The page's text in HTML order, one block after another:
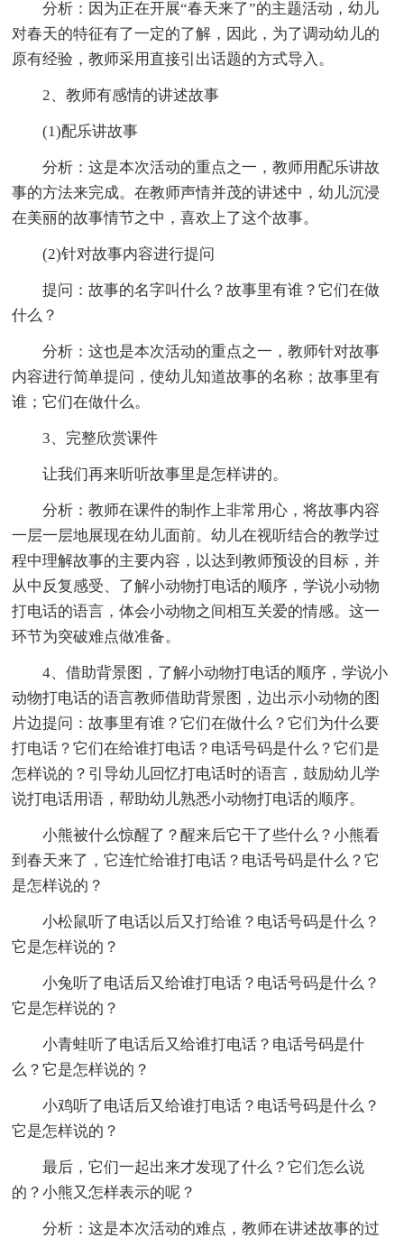
分析：因为正在开展“春天来了”的主题活动，幼儿
对春天的特征有了一定的了解，因此，为了调动幼儿的
原有经验，教师采用直接引出话题的方式导入。
2、教师有感情的讲述故事
(1)配乐讲故事
分析：这是本次活动的重点之一，教师用配乐讲故
事的方法来完成。在教师声情并茂的讲述中，幼儿沉浸
在美丽的故事情节之中，喜欢上了这个故事。
(2)针对故事内容进行提问
提问：故事的名字叫什么？故事里有谁？它们在做
什么？
分析：这也是本次活动的重点之一，教师针对故事
内容进行简单提问，使幼儿知道故事的名称；故事里有
谁；它们在做什么。
3、完整欣赏课件
让我们再来听听故事里是怎样讲的。
分析：教师在课件的制作上非常用心，将故事内容
一层一层地展现在幼儿面前。幼儿在视听结合的教学过
程中理解故事的主要内容，以达到教师预设的目标，并
从中反复感受、了解小动物打电话的顺序，学说小动物
打电话的语言，体会小动物之间相互关爱的情感。这一
环节为突破难点做准备。
4、借助背景图，了解小动物打电话的顺序，学说小
动物打电话的语言教师借助背景图，边出示小动物的图
片边提问：故事里有谁？它们在做什么？它们为什么要
打电话？它们在给谁打电话？电话号码是什么？它们是
怎样说的？引导幼儿回忆打电话时的语言，鼓励幼儿学
说打电话用语，帮助幼儿熟悉小动物打电话的顺序。
小熊被什么惊醒了？醒来后它干了些什么？小熊看
到春天来了，它连忙给谁打电话？电话号码是什么？它
是怎样说的？
小松鼠听了电话以后又打给谁？电话号码是什么？
它是怎样说的？
小兔听了电话后又给谁打电话？电话号码是什么？
它是怎样说的？
小青蛙听了电话后又给谁打电话？电话号码是什
么？它是怎样说的？
小鸡听了电话后又给谁打电话？电话号码是什么？
它是怎样说的？
最后，它们一起出来才发现了什么？它们怎么说
的？小熊又怎样表示的呢？
分析：这是本次活动的难点，教师在讲述故事的过